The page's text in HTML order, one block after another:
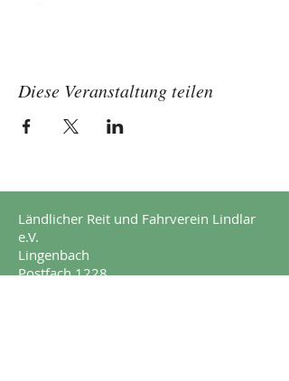
Diese Veranstaltung teilen
Ländlicher Reit und Fahrverein Lindlar
e.V.
Lingenbach
Postfach 1228